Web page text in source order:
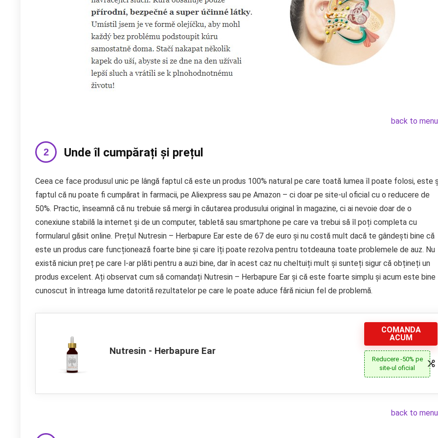
back to
Unde îl cumpărați și prețul
Ceea ce face produsul unic pe lângă faptul că este un produs 100% natural pe care toată lumea îl poate folosi, este
faptul că nu poate fi cumpărat în farmacii, pe Aliexpress sau pe Amazon – ci doar pe site-ul oficial cu o reducere de
50%. Practic, înseamnă că nu trebuie să mergi în căutarea produsului original în magazine, ci ai nevoie doar de o
conexiune stabilă la internet și de un computer, tabletă sau smartphone pe care va trebui să îl poți completa cu
formularul găsit online. Prețul Nutresin – Herbapure Ear este de 67 de euro și nu costă mult dacă te gândești bine că
este un produs care funcționează foarte bine și care îți poate rezolva pentru totdeauna toate problemele de auz. Nu
există niciun preț pe care l-ar plăti pentru a auzi bine, dar în acest caz nu cheltuiți mult și sunteți sigur că obțineți un
produs excelent. Ați observat cum să comandați Nutresin – Herbapure Ear și că este foarte simplu și acum este bine
cunoscut în întreaga lume datorită rezultatelor pe care le poate aduce fără niciun fel de problemă.
Nutresin - Herbapure Ear
COMANDA
ACUM
Reducere -50% pe
site-ul oficial
back to